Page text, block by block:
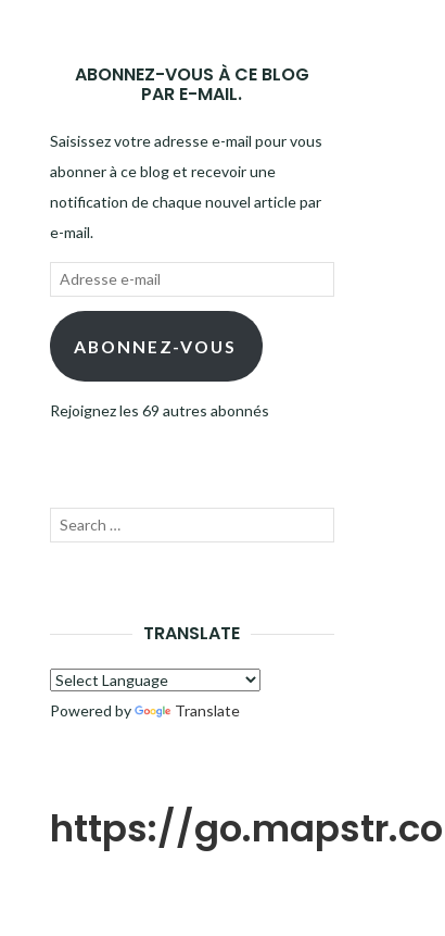
ABONNEZ-VOUS À CE BLOG
PAR E-MAIL.
Saisissez votre adresse e-mail pour vous
abonner à ce blog et recevoir une
notification de chaque nouvel article par
e-mail.
Adresse
mail ABONNEZ-VOUS
Rejoignez les 69 autres abonnés
Recherche
TRANSLATE
Powered by Translate
https://